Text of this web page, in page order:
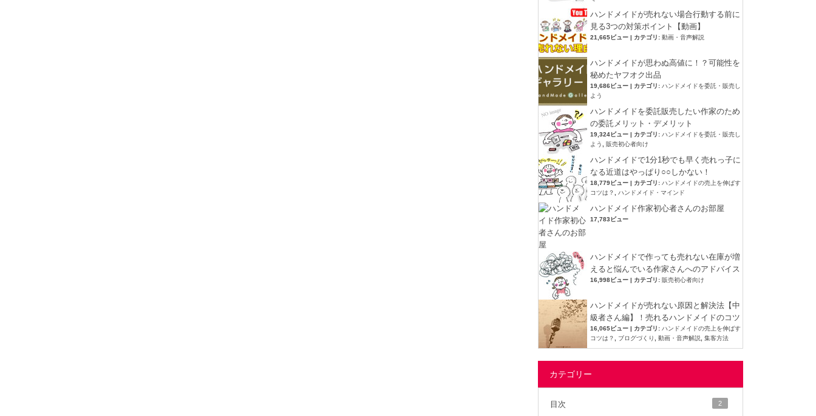
ハンドメイドが売れない場合行動する前に
見る3つの対策ポイント【動画】
21,665ビュー | カテゴリ: 動画・音声解説
ハンドメイドが思わぬ高値に！？可能性を
秘めたヤフオク出品
19,686ビュー | カテゴリ: ハンドメイドを委託・販売し
よう
ハンドメイドを委託販売したい作家のため
の委託メリット・デメリット
19,324ビュー | カテゴリ: ハンドメイドを委託・販売し
よう
販売初心者向け
ハンドメイドで1分1秒でも早く売れっ子に
なる近道はやっぱり○○しかない！
18,779ビュー | カテゴリ: ハンドメイドの売上を伸ばす
コツは？
ハンドメイド・マインド
ハンドメイド作家初心者さんのお部屋
17,783ビュー
ハンドメイドで作っても売れない在庫が増
えると悩んでいる作家さんへのアドバイス
16,998ビュー | カテゴリ: 販売初心者向け
ハンドメイドが売れない原因と解決法【中
級者さん編】！売れるハンドメイドのコツ
16,065ビュー | カテゴリ: ハンドメイドの売上を伸ばす
コツは？
ブログづくり 動画・音声解説 集客方法
カテゴリー
目次 2